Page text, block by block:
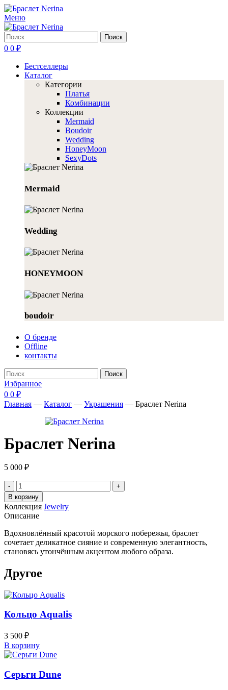
Меню
Поиск
0 0 ₽
Бестселлеры
Каталог
Категории
Платья
Комбинации
Коллекции
Mermaid
Boudoir
Wedding
HoneyMoon
SexyDots
Mermaid
Wedding
HONEYMOON
boudoir
О бренде
Offline
контакты
Поиск
Избранное
0 0 ₽
Главная — Каталог — Украшения — Браслет Nerina
Браслет Nerina
5 000 ₽
Количество
товара
Браслет
Nerina
В корзину
Коллекция Jewelry
Описание
Вдохновлённый красотой морского побережья, браслет
сочетает деликатное сияние и современную элегантность,
становясь утончённым акцентом любого образа.
Другое
Кольцо Aqualis
3 500 ₽
В корзину
Серьги Dune